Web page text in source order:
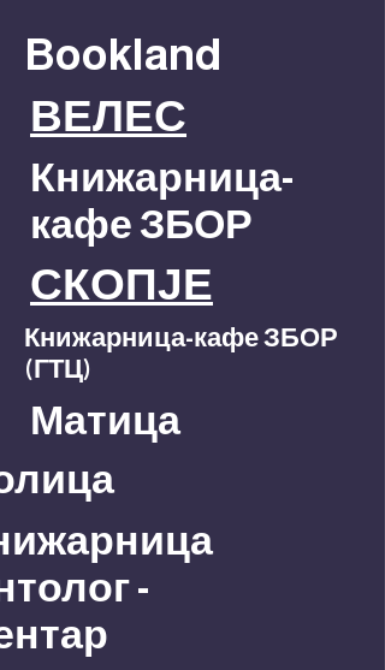
Bookland
ВЕЛЕС
Книжарница-
кафе ЗБОР
СКОПЈЕ
Книжарница-кафе ЗБОР
(ГТЦ)
Матица
-